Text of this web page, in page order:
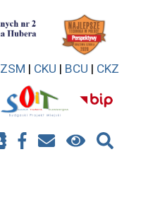
ZSM | CKU | BCU | CKZ